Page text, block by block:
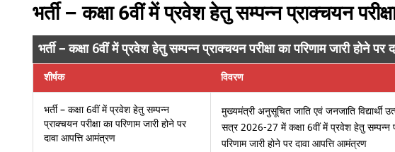
भर्ती – कक्षा 6वीं में प्रवेश हेतु सम्पन्न प्राक्चयन
भर्ती – कक्षा 6वीं में प्रवेश हेतु सम्पन्न प्राक्चयन परीक्षा का परिणाम जारी होने
शीर्षक विवरण
भर्ती – कक्षा 6वीं में प्रवेश हेतु सम्पन्न
प्राक्चयन परीक्षा का परिणाम जारी होने पर
दावा आपत्ति आमंत्रण
मुख्यमंत्री अनुसूचित जाति एवं जनजाति विद्यार्थी
सत्र 2026-27 में कक्षा 6वीं में प्रवेश हेतु सम्पन्न
परिणाम जारी होने पर दावा आपत्ति आमंत्रण